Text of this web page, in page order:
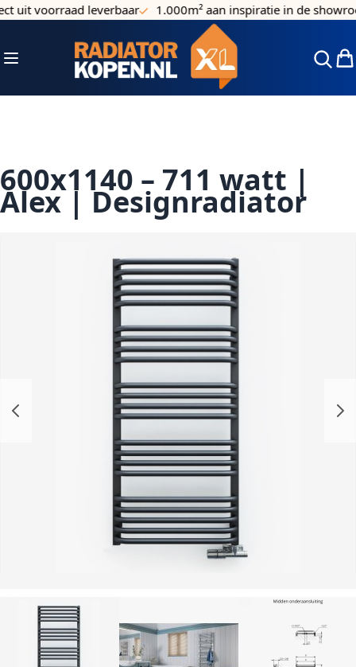
Ga naar de inhoud
uit voorraad leverbaar 1.000m² aan inspiratie in de
Toggle Nav
600x1140 – 711 watt |
Alex | Designradiator